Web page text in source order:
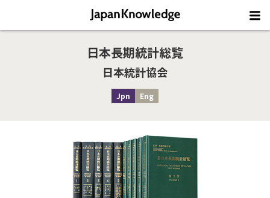
日本長期統計総覧
日本統計協会
Jpn Eng